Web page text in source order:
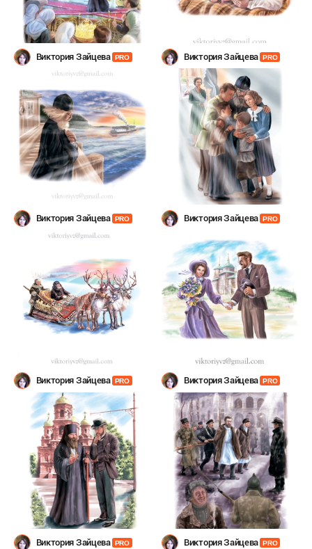
Виктория Зайцева PRO Виктория Зайцева PRO
Виктория Зайцева PRO Виктория Зайцева PRO
Виктория Зайцева PRO Виктория Зайцева PRO
Виктория Зайцева PRO Виктория Зайцева PRO